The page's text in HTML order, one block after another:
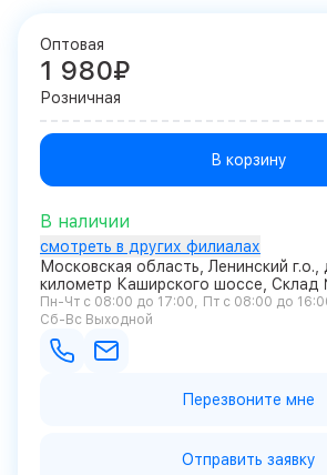
Оптовая
1 980₽
Розничная
В корзину
В наличии
смотреть в других филиалах
Московская область, Ленинский г.о.,
километр Каширского шоссе,
Пн-Чт с 08:00 до 17:00
Пт с 08:00 до
Сб-Вс Выходной
Перезвоните мне
Отправить заявку